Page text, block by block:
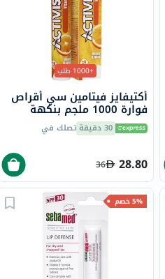
+1000 طلب
أكتيفايز فيتامين سي أقراص
فوارة 1000 ملجم بنكهة
البرتقال حزمة من 20
30 دقيقة تصلك في
28.80
36
5% خصم